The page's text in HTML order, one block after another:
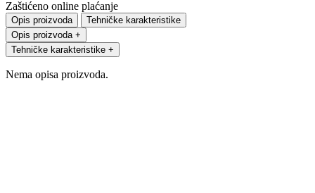
Zaštićeno online plaćanje
Opis proizvoda
Tehničke karakteristike
Opis proizvoda +
Tehničke karakteristike +
Nema opisa proizvoda.